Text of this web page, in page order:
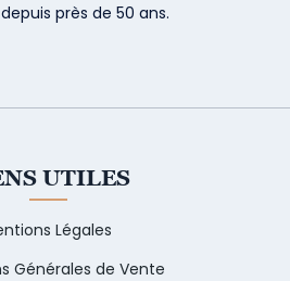
près de 50 ans.
UTILES
Légales
Générales de Vente